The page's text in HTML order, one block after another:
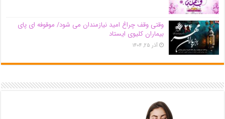
وقتی وقف چراغ امید نیازمندان می شود/ موقوفه ای پای
بیماران کلیوی ایستاد
آذر ۲۵, ۱۴۰۴